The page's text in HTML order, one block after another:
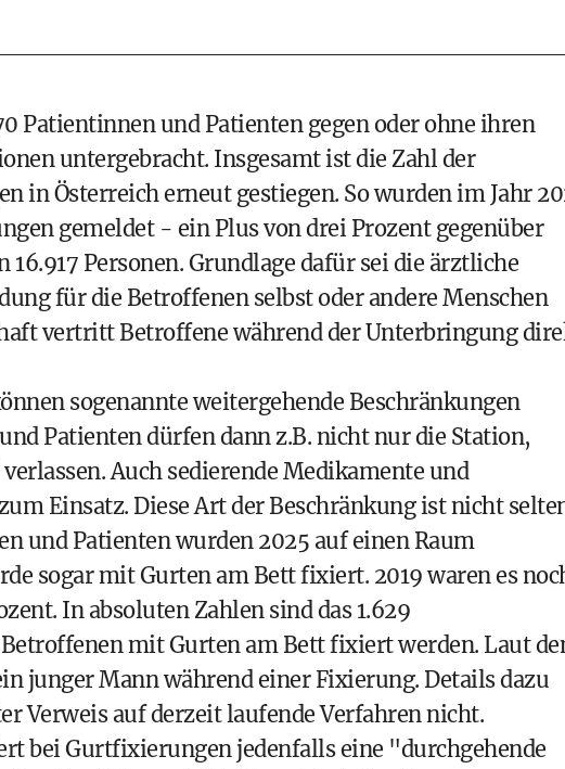
Patientinnen und Patienten gegen oder ohne ihren
untergebracht. Insgesamt ist die Zahl der
in Österreich erneut gestiegen. So wurden im Jahr
gemeldet - ein Plus von drei Prozent gegenüber
Personen. Grundlage dafür sei die ärztliche
für die Betroffenen selbst oder andere Menschen
vertritt Betroffene während der Unterbringung
sogenannte weitergehende Beschränkungen
Patienten dürfen dann z.B. nicht nur die Station,
Auch sedierende Medikamente und
Einsatz. Diese Art der Beschränkung ist nicht
und Patienten wurden 2025 auf einen Raum
sogar mit Gurten am Bett fixiert. 2019 waren es
In absoluten Zahlen sind das 1.629
mit Gurten am Bett fixiert werden. Laut
junger Mann während einer Fixierung. Details dazu
Verweis auf derzeit laufende Verfahren nicht.
bei Gurtfixierungen jedenfalls eine "durchgehende